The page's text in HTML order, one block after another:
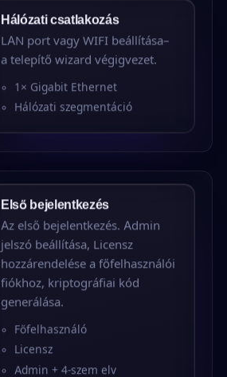
Hálózati csatlakozás
LAN port vagy WIFI beállítása–
a telepítő wizard végigvezet.
1× Gigabit Ethernet
Hálózati szegmentáció
Első bejelentkezés
Az első bejelentkezés. Admin
jelszó beállítása, Licensz
hozzárendelése a főfelhasználói
fiókhoz, kriptográfiai kód
generálása.
Főfelhasználó
Licensz
Admin + 4-szem elv